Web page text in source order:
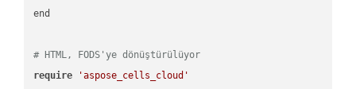
end
# HTML, FODS'ye dönüştürülüyor
require
'aspose_cells_cloud'